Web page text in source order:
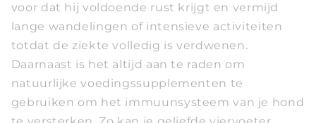
voor dat hij voldoende rust krijgt en vermijd
lange wandelingen of intensieve activiteiten
totdat de ziekte volledig is verdwenen.
Daarnaast is het altijd aan te raden om
natuurlijke voedingssupplementen te
gebruiken om het immuunsysteem van je hond